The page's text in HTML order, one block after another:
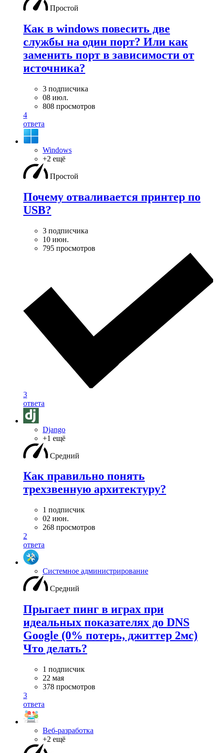
Простой
Как в windows повесить две
службы на один порт? Или как
заменить порт в зависимости от
источника?
3 подписчика
08 июл.
808 просмотров
4
ответа
Windows
+2 ещё
Простой
Почему отваливается принтер по
USB?
3 подписчика
10 июн.
795 просмотров
3
ответа
Django
+1 ещё
Средний
Как правильно понять
трехзвенную архитектуру?
1 подписчик
02 июн.
268 просмотров
2
ответа
Системное администрирование
Средний
Прыгает пинг в играх при
идеальных показателях до DNS
Google (0% потерь, джиттер 2мс)
Что делать?
1 подписчик
22 мая
378 просмотров
3
ответа
Веб-разработка
+2 ещё